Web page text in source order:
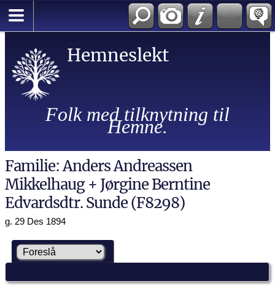
Hemneslekt
Folk med tilknytning til
Hemne.
Familie: Anders Andreassen
Mikkelhaug + Jørgine Berntine
Edvardsdtr. Sunde (F8298)
g. 29 Des 1894